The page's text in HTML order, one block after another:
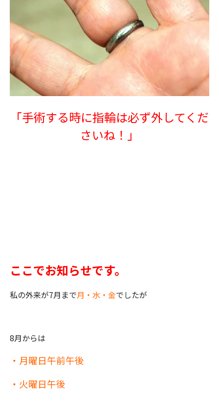
「手術する時に指輪は必ず外してくだ
さいね！」
ここでお知らせです。
私の外来が7月まで月・水・金でしたが
8月からは
・月曜日午前午後
・火曜日午後